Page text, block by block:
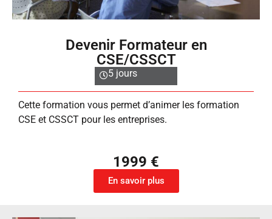
Devenir Formateur en
CSE/CSSCT
5 jours
Cette formation vous permet d’animer les formation
CSE et CSSCT pour les entreprises.
1999 €
En savoir plus